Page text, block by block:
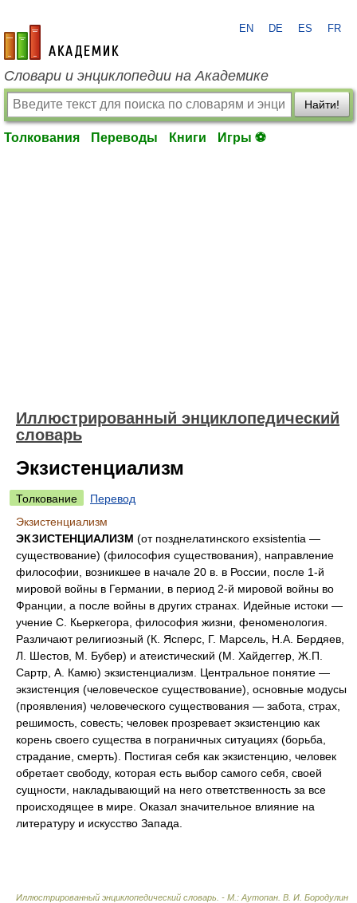
academic.ru
EN DE ES FR
Словари и энциклопедии на Академике
Найти!
Толкования Переводы Книги Игры ⚽
Иллюстрированный энциклопедический
словарь
Экзистенциализм
Толкование
Перевод
Экзистенциализм
ЭКЗИСТЕНЦИАЛИЗМ (от позднелатинского exsistentia —
существование) (философия существования), направление
философии, возникшее в начале 20 в. в России, после 1-й
мировой войны в Германии, в период 2-й мировой войны во
Франции, а после войны в других странах. Идейные истоки —
учение С. Кьеркегора, философия жизни, феноменология.
Различают религиозный (К. Ясперс, Г. Марсель, Н.А. Бердяев,
Л. Шестов, М. Бубер) и атеистический (М. Хайдеггер, Ж.П.
Сартр, А. Камю) экзистенциализм. Центральное понятие —
экзистенция (человеческое существование), основные модусы
(проявления) человеческого существования — забота, страх,
решимость, совесть; человек прозревает экзистенцию как
корень своего существа в пограничных ситуациях (борьба,
страдание, смерть). Постигая себя как экзистенцию, человек
обретает свободу, которая есть выбор самого себя, своей
сущности, накладывающий на него ответственность за все
происходящее в мире. Оказал значительное влияние на
литературу и искусство Запада.
Иллюстрированный энциклопедический словарь. - М.: Аутопан В. И. Бородулин